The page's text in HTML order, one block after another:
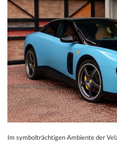
Im symbolträchtigen Ambiente der